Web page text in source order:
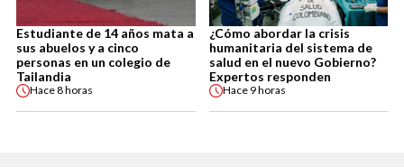
Estudiante de 14 años mata a
sus abuelos y a cinco
personas en un colegio de
Tailandia
Hace8 horas
¿Cómo abordar la crisis
humanitaria del sistema de
salud en el nuevo Gobierno?
Expertos responden
Hace 9 horas